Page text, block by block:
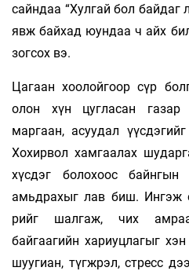
сайндаа “Хулгай бол байдаг
явж бай­­хад юундаа ч айх
зогсох вэ.
Цагаан хоолойгоор сүр
олон хүн цугласан
маргаан, асуудал
Хохирвол хамгаалах
хүсдэг болохоос
амьдрахыг лав биш. Ингэж
рийг шалгаж, чих
байгаагийн хариуцлагыг
шуугиан, түгжрэл, стресс